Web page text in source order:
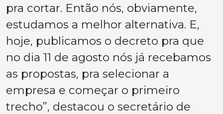
pra cortar. Então nós, obviamente,
estudamos a melhor alternativa. E,
hoje, publicamos o decreto pra que
no dia 11 de agosto nós já recebamos
as propostas, pra selecionar a
empresa e começar o primeiro
trecho”, destacou o secretário de